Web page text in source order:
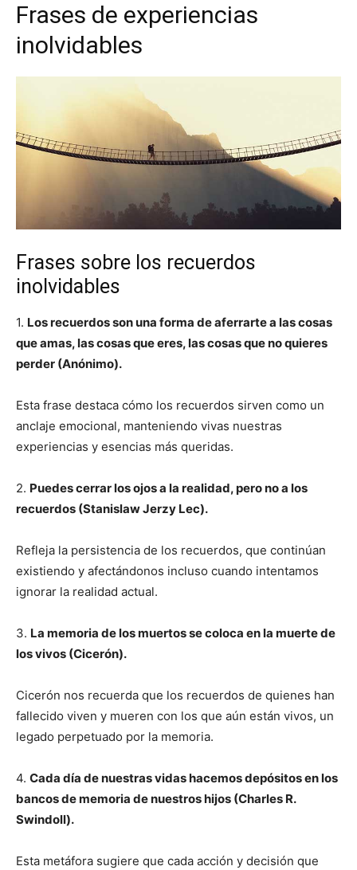
Frases de experiencias
inolvidables
Frases sobre los recuerdos
inolvidables
1. Los recuerdos son una forma de aferrarte a las cosas
que amas, las cosas que eres, las cosas que no quieres
perder (Anónimo).
Esta frase destaca cómo los recuerdos sirven como un
anclaje emocional, manteniendo vivas nuestras
experiencias y esencias más queridas.
2. Puedes cerrar los ojos a la realidad, pero no a los
recuerdos (Stanislaw Jerzy Lec).
Refleja la persistencia de los recuerdos, que continúan
existiendo y afectándonos incluso cuando intentamos
ignorar la realidad actual.
3. La memoria de los muertos se coloca en la muerte de
los vivos (Cicerón).
Cicerón nos recuerda que los recuerdos de quienes han
fallecido viven y mueren con los que aún están vivos, un
legado perpetuado por la memoria.
4. Cada día de nuestras vidas hacemos depósitos en los
bancos de memoria de nuestros hijos (Charles R.
Swindoll).
Esta metáfora sugiere que cada acción y decisión que